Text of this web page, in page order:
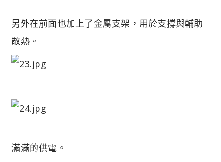
另外在前面也加上了金屬支架，用於支撐與輔助
散熱。
滿滿的供電。